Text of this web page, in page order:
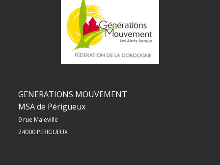
GENERATIONS MOUVEMENT
MSA de Périgueux
9 rue Maleville
24000 PERIGUEUX